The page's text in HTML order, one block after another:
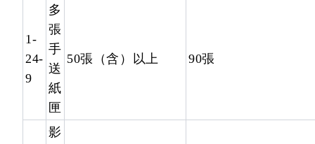
1-
24-
9
多
張
手
送
紙
匣
50張（含）以上 90張
影